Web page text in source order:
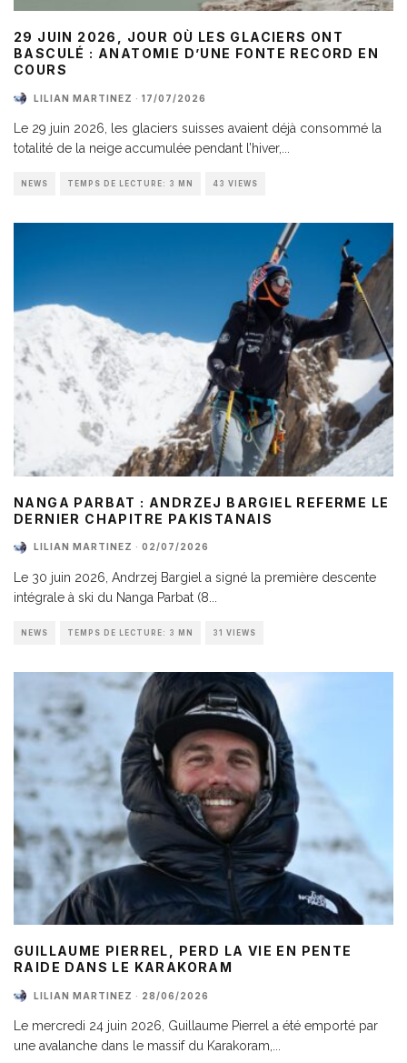
29 JUIN 2026, JOUR OÙ LES GLACIERS ONT
BASCULÉ : ANATOMIE D’UNE FONTE RECORD EN
COURS
LILIAN MARTINEZ · 17/07/2026
Le 29 juin 2026, les glaciers suisses avaient déjà consommé la
totalité de la neige accumulée pendant l’hiver,
NEWS TEMPS DE LECTURE: 3 MN 43 VIEWS
NANGA PARBAT : ANDRZEJ BARGIEL REFERME LE
DERNIER CHAPITRE PAKISTANAIS
LILIAN MARTINEZ · 02/07/2026
Le 30 juin 2026, Andrzej Bargiel a signé la première descente
intégrale à ski du Nanga Parbat (8
NEWS TEMPS DE LECTURE: 3 MN 31 VIEWS
GUILLAUME PIERREL, PERD LA VIE EN PENTE
RAIDE DANS LE KARAKORAM
LILIAN MARTINEZ · 28/06/2026
Le mercredi 24 juin 2026, Guillaume Pierrel a été emporté par
une avalanche dans le massif du Karakoram,...